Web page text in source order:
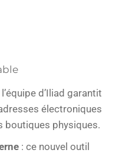
l’équipe d’Iliad garantit
électroniques
boutiques physiques.
: ce nouvel outil